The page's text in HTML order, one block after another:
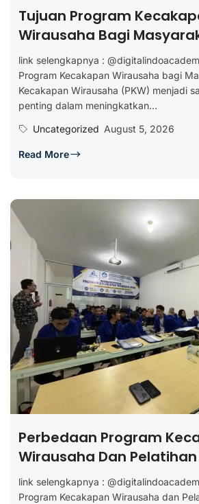
Tujuan Program
Wirausaha Bagi
link selengkapnya :
Program Kecakapan Wirausaha bagi
Kecakapan Wirausaha (PKW) menjadi
penting dalam meningkatkan...
Uncategorized August 5, 2026
Read More
Perbedaan Program
Wirausaha Dan Pelatihan
link selengkapnya :
Program Kecakapan Wirausaha dan